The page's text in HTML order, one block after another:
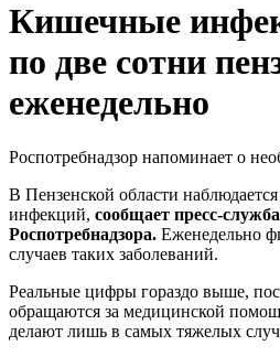
Кишечные
по две сотни
еженедельно
Роспотребнадзор напоминает о
В Пензенской области
инфекций, сообщает пресс-
Роспотребнадзора. Еженедельно
случаев таких заболеваний.
Реальные цифры гораздо выше,
обращаются за медицинской
делают лишь в самых тяжелых